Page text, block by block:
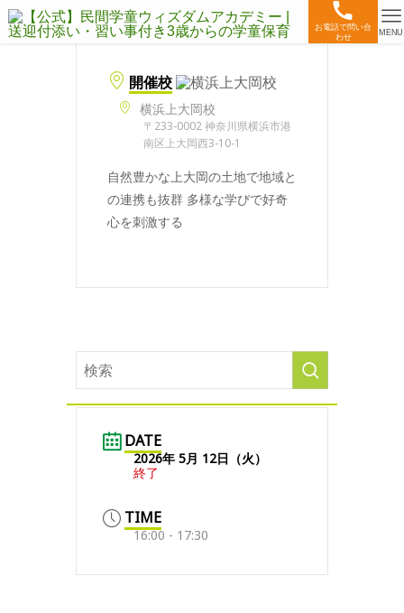
お電話で問い合
わせ
MENU
開催校
横浜上大岡校
〒233-0002 神奈川県横浜市港
南区上大岡西3-10-1
自然豊かな上大岡の土地で地域と
の連携も抜群 多様な学びで好奇
心を刺激する
DATE
2026年 5月 12日（火）
終了
TIME
16:00 - 17:30